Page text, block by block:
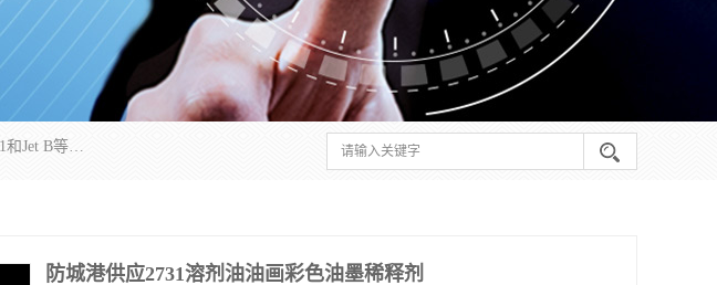
航空煤油（Jet Fuel）是专门为喷气式航空发动机设计的高纯度燃料，主要分为Jet A、Jet A-1和Jet B等类型。其特点是闪点高、低温流动性好，并添加了抗静电剂和抗氧化剂以确保飞行安全。航空煤油需
防城港供应2731溶剂油油画彩色油墨稀释剂